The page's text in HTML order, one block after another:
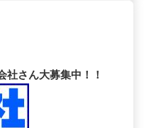
社さん大募集中！！